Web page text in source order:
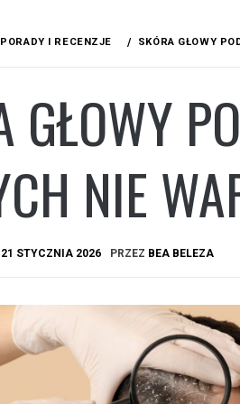
PORADY I RECENZJE SKÓRA GŁOWY
GŁOWY
NIE
21 STYCZNIA 2026 PRZEZ BEA BELEZA